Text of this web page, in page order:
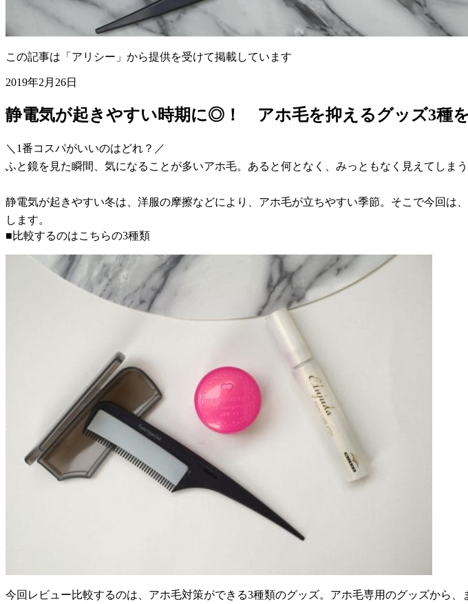
この記事は「アリシー」から提供を受けて掲載しています
2019年2月26日
静電気が起きやすい時期に◎！ アホ毛を抑えるグッズ3種
＼1番コスパがいいのはどれ？／
ふと鏡を見た瞬間、気になることが多いアホ毛。あると何となく、みっともなく見えてしまう
静電気が起きやすい冬は、洋服の摩擦などにより、アホ毛が立ちやすい季節。そこで今回は
します。
■比較するのはこちらの3種類
今回レビュー比較するのは、アホ毛対策ができる3種類のグッズ。アホ毛専用のグッズから